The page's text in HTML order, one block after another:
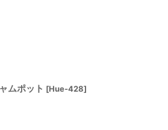
ムポット [Hue-428]